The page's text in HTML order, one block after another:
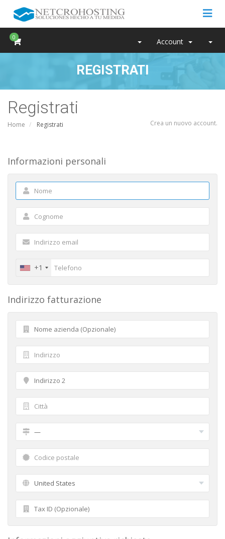
0 Account
REGISTRATI
Registrati
Home Registrati Crea un nuovo account.
Informazioni personali
+1
Indirizzo fatturazione